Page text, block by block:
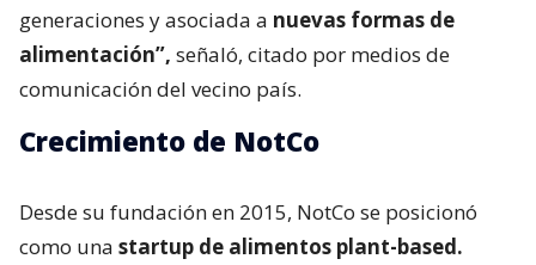
generaciones y asociada a nuevas formas de
alimentación”, señaló, citado por medios de
comunicación del vecino país.
Crecimiento de NotCo
Desde su fundación en 2015, NotCo se posicionó
como una startup de alimentos plant-based.